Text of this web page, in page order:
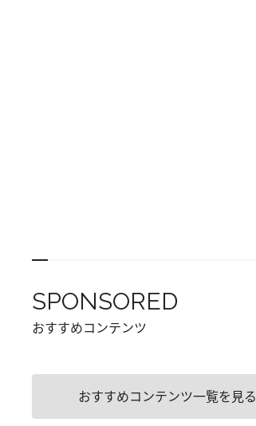
SPONSORED
おすすめコンテンツ
おすすめコンテンツ一覧を見る